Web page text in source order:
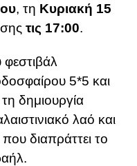
, τη Κυριακή 15
τις 17:00.
5*5 και
δημιουργία
λαό και
διαπράττει το